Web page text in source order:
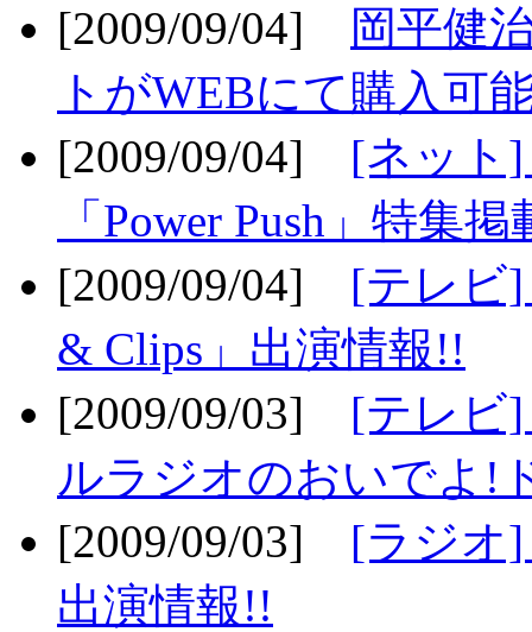
[2009/09/04]
岡平健
トがWEBにて購入可
[2009/09/04] [ネット]
「Power Push」特集
[2009/09/04] [テレビ]
& Clips」出演情報!!
[2009/09/03] [テレビ
ルラジオのおいでよ!
[2009/09/03] [ラジオ]
出演情報!!